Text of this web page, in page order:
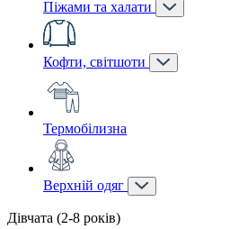
Піжами та халати
Кофти, світшоти
Термобілизна
Верхній одяг
Дівчата (2-8 років)